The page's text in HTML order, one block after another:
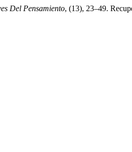
Del Pensamiento, (13), 23–49.